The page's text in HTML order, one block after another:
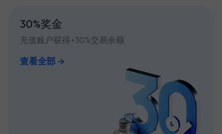
30%奖金
充值账户获得+30%交易余额
查看全部